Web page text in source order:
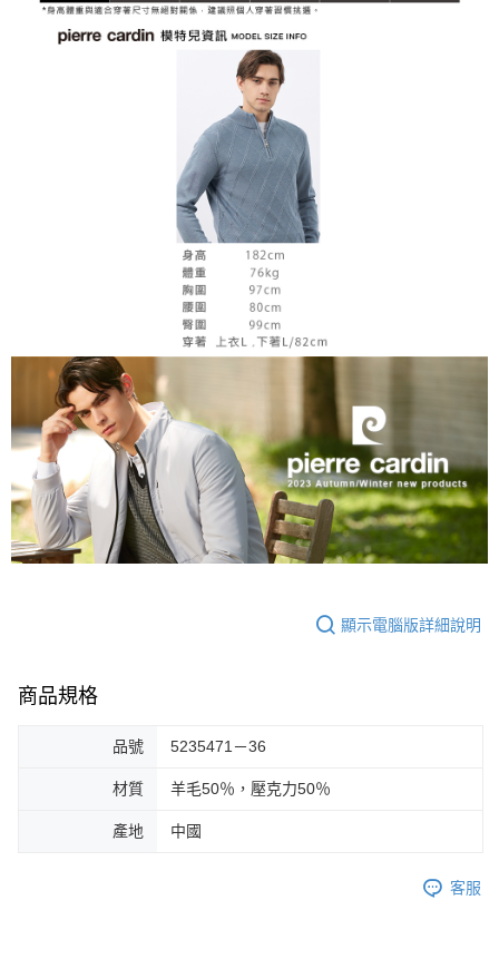
顯示電腦版詳細說明
商品規格
品號 5235471－36
材質 羊毛50％，壓克力50％
產地 中國
客服